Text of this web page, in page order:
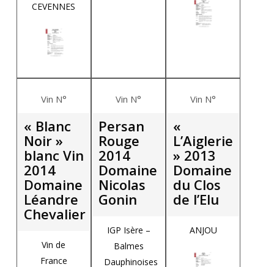
CEVENNES
Vin N°
« Blanc
Noir »
blanc Vin
2014
Domaine
Léandre
Chevalier
Vin de
France
Vin N°
Persan
Rouge
2014
Domaine
Nicolas
Gonin
IGP Isère –
Balmes
Dauphinoises
Vin N°
«
L’Aiglerie
» 2013
Domaine
du Clos
de l’Elu
ANJOU